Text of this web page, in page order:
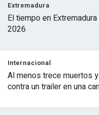
Extremadura
El tiempo en
2026
Internacional
Al menos trece muertos
contra un trailer en una